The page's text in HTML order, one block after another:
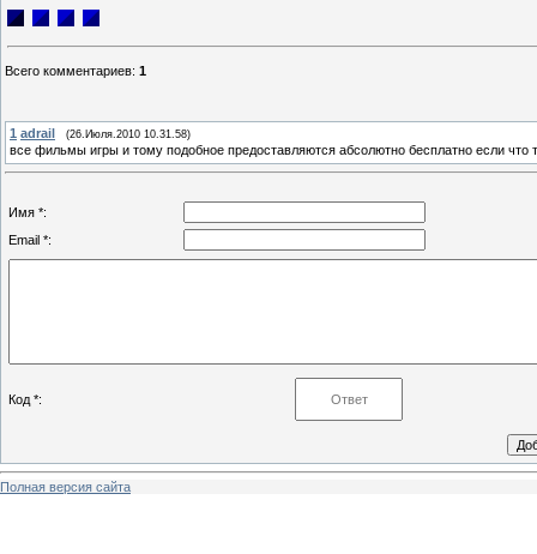
Всего комментариев: 1
1 adrail (26.Июля.2010 10.31.58)
все фильмы игры и тому подобное предоставляются абсолютно бесплатно если что
Имя *:
Email *:
Код *:
Полная версия сайта